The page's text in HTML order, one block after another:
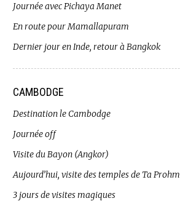
Journée avec Pichaya Manet
En route pour Mamallapuram
Dernier jour en Inde, retour à Bangkok
CAMBODGE
Destination le Cambodge
Journée off
Visite du Bayon (Angkor)
Aujourd’hui, visite des temples de Ta Prohm
3 jours de visites magiques